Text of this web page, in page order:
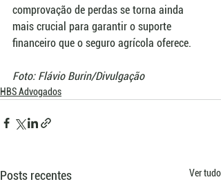
comprovação de perdas se torna ainda
mais crucial para garantir o suporte
financeiro que o seguro agrícola oferece.
Foto: Flávio Burin/Divulgação
HBS Advogados
Posts recentes Ver tudo